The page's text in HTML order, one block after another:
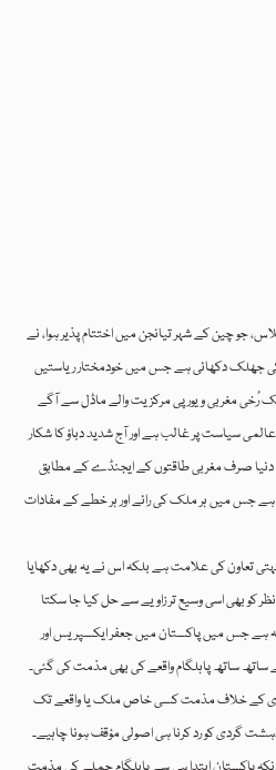
جو چین کے شہر تیانجن میں اختتام پذیر ہوا، نے
کی جھلک دکھائی ہے جس میں خودمختار ریاستیں
یک رُخی مغربی و یورپی مرکزیت والے ماڈل سے آگے
سیاست پر غالب ہے اور آج شدید دباؤ کا شکار
دنیا صرف مغربی طاقتوں کے ایجنڈے کے مطابق
ہے جس میں ہر ملک کی رائے اور ہر خطے کے مفادات
تعاون کی علامت ہے بلکہ اس نے یہ بھی دکھایا
کو بھی اسی وسیع تر زاویے سے حل کیا جا سکتا
ہے جس میں پاکستان میں جعفر ایکسپریس اور
ساتھ پاہلگام واقعے کی بھی مذمت کی گئی۔
کے خلاف مذمت کسی خاص ملک یا واقعے تک
گردی کو رد کرنا ہی اصولی مؤقف ہونا چاہیے۔